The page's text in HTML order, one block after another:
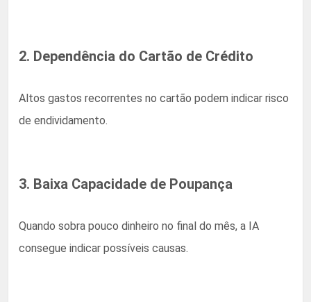
2. Dependência do Cartão de Crédito
Altos gastos recorrentes no cartão podem indicar risco
de endividamento.
3. Baixa Capacidade de Poupança
Quando sobra pouco dinheiro no final do mês, a IA
consegue indicar possíveis causas.